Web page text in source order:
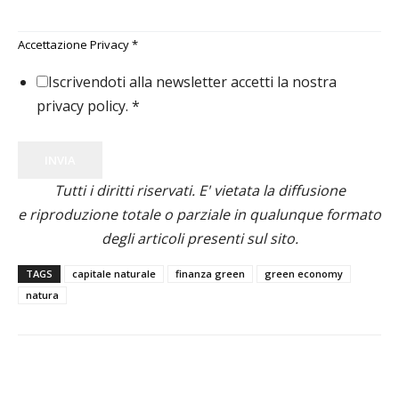
Accettazione Privacy*
Iscrivendoti alla newsletter accetti la nostra
privacy policy. *
Tutti i diritti riservati. E' vietata la diffusione
e riproduzione totale o parziale in qualunque formato
degli articoli presenti sul sito.
TAGS capitale naturale finanza green
green economy
natura